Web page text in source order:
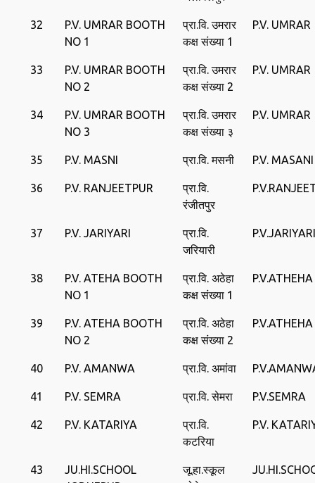
32
P.V. UMRAR BOOTH
NO 1
प्रा.वि. उमरार
कक्ष संख्या 1
P.V. UMRAR
33
P.V. UMRAR BOOTH
NO 2
प्रा.वि. उमरार
कक्ष संख्या 2
P.V. UMRAR
34
P.V. UMRAR BOOTH
NO 3
प्रा.वि. उमरार
कक्ष संख्या ३
P.V. UMRAR
35 P.V. MASNI प्रा.वि. मसनी P.V. MASANI
36 P.V. RANJEETPUR
प्रा.वि.
रंजीतपुर
37 P.V. JARIYARI
प्रा.वि.
जरियारी
P.V.JARIYARI
38
P.V. ATEHA BOOTH
NO 1
प्रा.वि. अठेहा
कक्ष संख्या 1
P.V.ATHEHA
39
P.V. ATEHA BOOTH
NO 2
प्रा.वि. अठेहा
कक्ष संख्या 2
P.V.ATHEHA
40 P.V. AMANWA प्रा.वि. अमांवा
41 P.V. SEMRA प्रा.वि. सेमरा P.V.SEMRA
42 P.V. KATARIYA
प्रा.वि.
कटरिया
P.V.
43
JU.HI.SCHOOL
जू.हा.स्कूल